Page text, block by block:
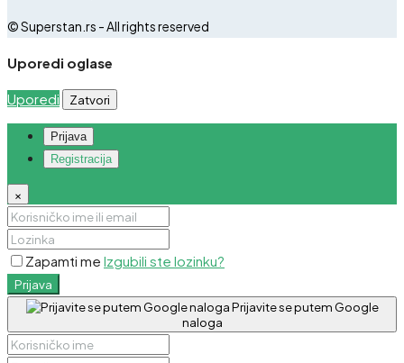
© Superstan.rs - All rights reserved
Uporedi oglase
Uporedi Zatvori
Prijava
Registracija
×
Zapamti me Izgubili ste lozinku?
Prijava
Prijavite se putem Google
naloga